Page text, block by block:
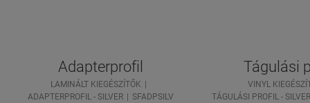
Adapterprofil
LAMINÁLT KIEGÉSZÍTŐK
ADAPTERPROFIL - SILVER
SFADPSILV
Tágulási
VINYL
TÁGULÁSI PROFIL - SILVER